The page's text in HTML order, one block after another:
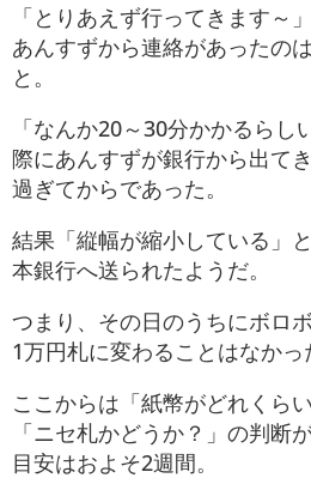
「とりあえず行ってきます～
あんすずから連絡があったの
と。
「なんか20～30分かかるらし
際にあんすずが銀行から出て
過ぎてからであった。
結果「縦幅が縮小している」
本銀行へ送られたようだ。
つまり、その日のうちにボロ
1万円札に変わることはなかっ
ここからは「紙幣がどれくら
「ニセ札かどうか？」の判断
目安はおよそ2週間。